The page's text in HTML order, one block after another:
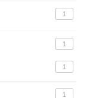
1
1
1
1